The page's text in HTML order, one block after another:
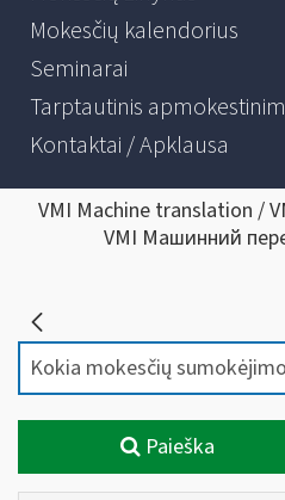
Mokesčių kalendorius
Seminarai
Tarptautinis
Kontaktai / Apklausa
VMI Machine translation /
VMI Машинний
Paieška